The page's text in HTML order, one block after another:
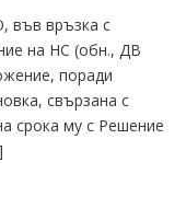
във връзка с
на НС (обн., ДВ
поради
свързана с
срока му с Решение